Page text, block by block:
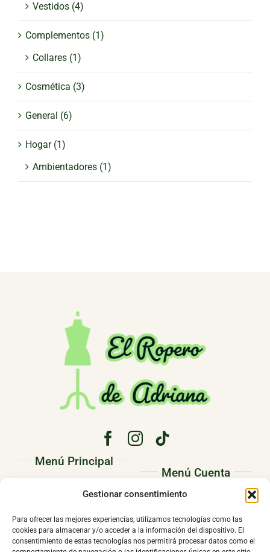
Gestionar consentimiento
Para ofrecer las mejores experiencias, utilizamos tecnologías como las
cookies para almacenar y/o acceder a la información del dispositivo. El
consentimiento de estas tecnologías nos permitirá procesar datos como el
Vestidos (4)
Complementos (1)
Collares (1)
Cosmética (3)
General (6)
Hogar (1)
Ambientadores (1)
Menú Principal
TIENDA
Menú Cuenta
Pedidos
Direcciones
Mi cuenta